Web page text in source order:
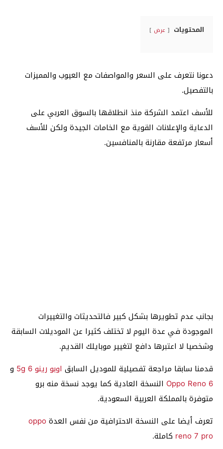
المحتويات عرض
دعونا نتعرف على السعر والمواصفات مع العيوب والمميزات
بالتفصيل.
للأسف اعتمد الشركة منذ انطلاقها بالسوق العربي على
الدعاية والإعلانات القوية مع الخامات الجيدة ولكن للأسف
أسعار مرتفعة مقارنة بالمنافسين.
بجانب عدم تطويرها بشكل كبير فالتحديثات والتغييرات
الموجودة في عدة اليوم لا تختلف كثيرا عن الموديلات السابقة
وشخصيا لا اعتبرها دافع لتغيير موبايلك القديم.
قدمنا سابقا مراجعة تفصيلية للموديل السابق اوبو رينو 6 5g
و
Oppo Reno 6 النسخة العادية كما يوجد نسخة منه برو
متوفرة بالمملكة العربية السعودية.
تعرف أيضا على النسخة الاحترافية من نفس العدة oppo
reno 7 pro كاملة.